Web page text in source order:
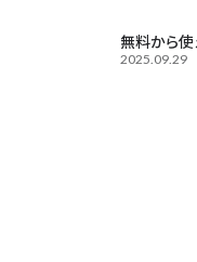
無料から
2025.09.29